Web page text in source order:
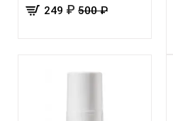
249 ₽ 500 ₽